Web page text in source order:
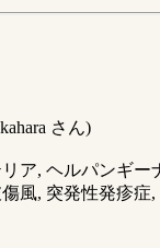
さん)
ア, ヘルパンギ
風, 突発性発疹症